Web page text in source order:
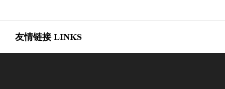
友情链接 LINKS